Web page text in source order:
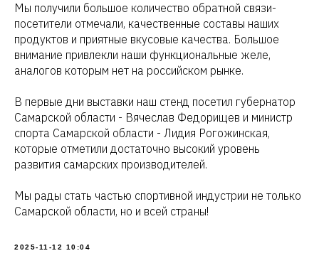
Мы получили большое количество обратной связи-
посетители отмечали, качественные составы наших
продуктов и приятные вкусовые качества. Большое
внимание привлекли наши функциональные желе,
аналогов которым нет на российском рынке.
В первые дни выставки наш стенд посетил губернатор
Самарской области - Вячеслав Федорищев и министр
спорта Самарской области - Лидия Рогожинская,
которые отметили достаточно высокий уровень
развития самарских производителей.
Мы рады стать частью спортивной индустрии не только
Самарской области, но и всей страны!
2025-11-12 10:04